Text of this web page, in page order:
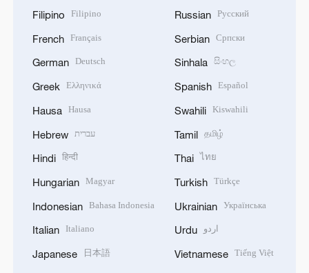
Filipino Filipino
French Français
German Deutsch
Greek Ελληνικά
Hausa Hausa
Hebrew עברית
Hindi हिन्दी
Hungarian Magyar
Indonesian Bahasa Indonesia
Italian Italiano
Japanese 日本語
Russian Русский
Serbian Српски
Sinhala සිංහල
Spanish Español
Swahili Kiswahili
Tamil தமிழ்
Thai ไทย
Turkish Türkçe
Ukrainian Українська
Urdu اردو
Vietnamese Tiếng Việt